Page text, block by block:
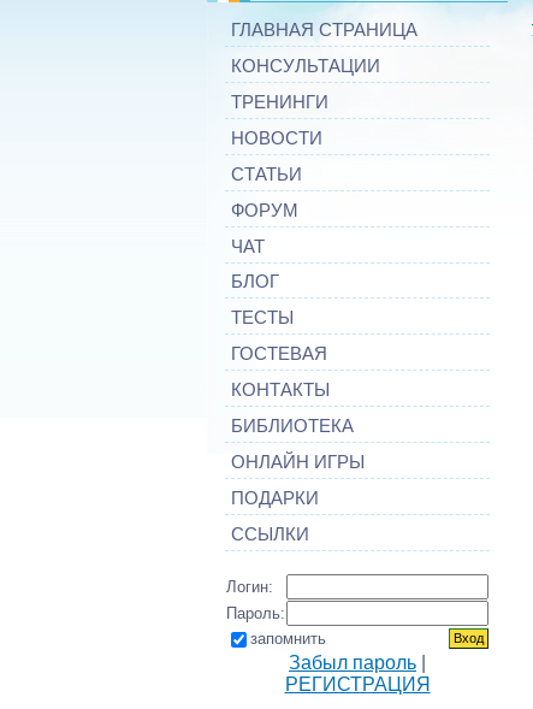
ГЛАВНАЯ СТРАНИЦА
КОНСУЛЬТАЦИИ
ТРЕНИНГИ
НОВОСТИ
СТАТЬИ
ФОРУМ
ЧАТ
БЛОГ
ТЕСТЫ
ГОСТЕВАЯ
КОНТАКТЫ
БИБЛИОТЕКА
ОНЛАЙН ИГРЫ
ПОДАРКИ
ССЫЛКИ
Логин:
Пароль:
запомнить
Забыл пароль
РЕГИСТРАЦИЯ